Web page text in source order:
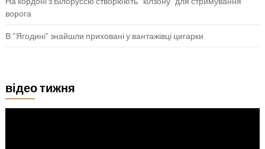
ворога
В “Ягодині” знайшли приховані у вантажівці цигарки
відео тижня